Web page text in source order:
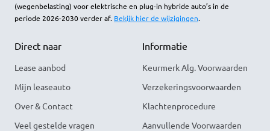
(wegenbelasting) voor elektrische en plug-in hybride auto’s in de
periode 2026-2030 verder af. Bekijk hier de wijzigingen.
Direct naar
Lease aanbod
Mijn leaseauto
Over & Contact
Veel gestelde vragen
Informatie
Keurmerk Alg. Voorwaarden
Verzekeringsvoorwaarden
Klachtenprocedure
Aanvullende Voorwaarden